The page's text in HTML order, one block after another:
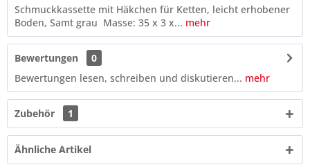
Schmuckkassette mit Häkchen für Ketten, leicht erhobener
Boden, Samt grau Masse: 35 x 3 x... mehr
Bewertungen
0
Bewertungen lesen, schreiben und diskutieren... mehr
Zubehör 1
Ähnliche Artikel